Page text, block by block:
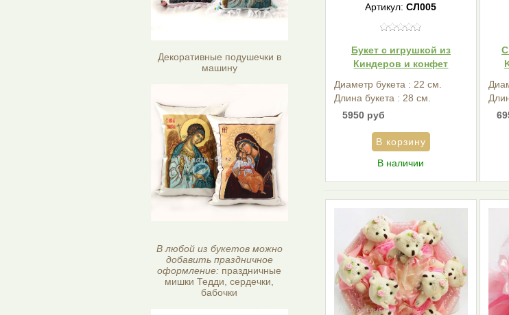
Декоративные подушечки в
машину
В любой из букетов можно
добавить праздничное
оформление: праздничные
мишки Тедди, сердечки,
бабочки
Артикул:СЛ005
Букет с игрушкой из
Киндеров и конфет
Диаметр букета : 22 см.
Длина букета : 28 см.
5950 руб
В наличии